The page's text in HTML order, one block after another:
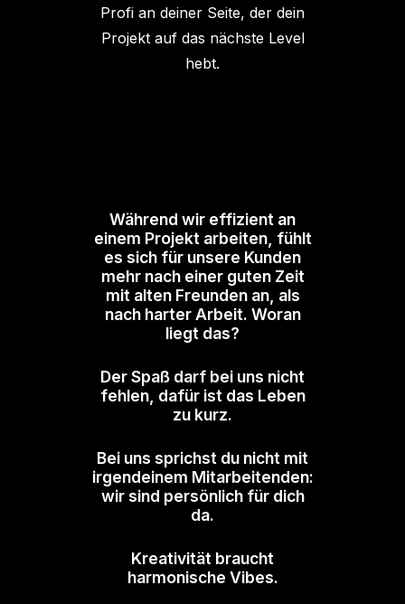
Profi an deiner Seite, der dein
Projekt auf das nächste Level
hebt.
Während wir effizient an
einem Projekt arbeiten, fühlt
es sich für unsere Kunden
mehr nach einer guten Zeit
mit alten Freunden an, als
nach harter Arbeit. Woran
liegt das?
Der Spaß darf bei uns nicht
fehlen, dafür ist das Leben
zu kurz.
Bei uns sprichst du nicht mit
irgendeinem Mitarbeitenden:
wir sind persönlich für dich
da.
Kreativität braucht
harmonische Vibes.